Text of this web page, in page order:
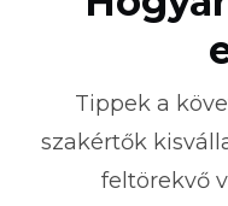
Tippek a
szakértők
feltörekvő